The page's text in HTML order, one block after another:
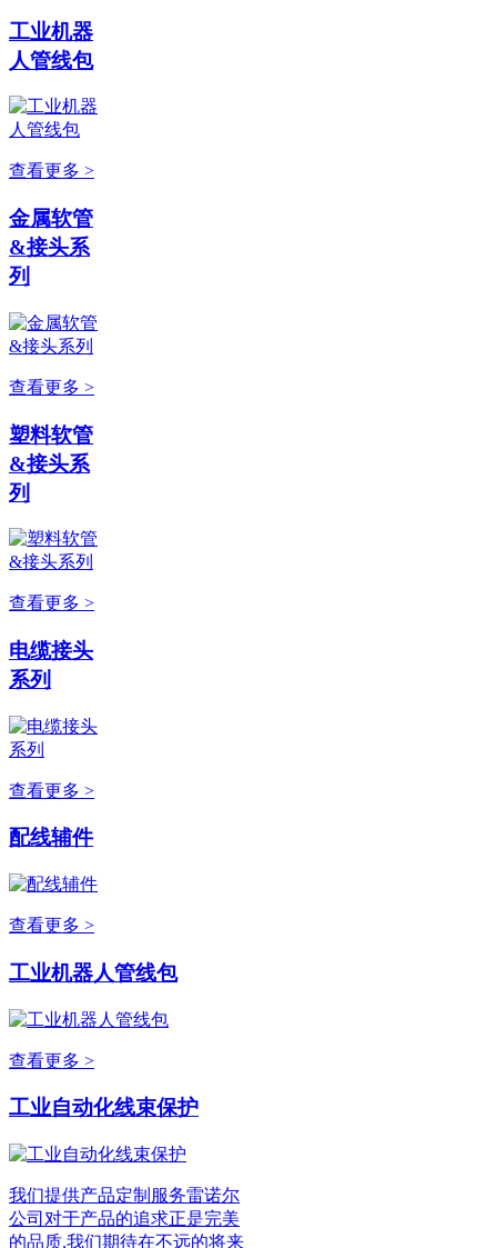
工业机器
人管线包
查看更多 >
金属软管
&接头系
列
查看更多 >
塑料软管
&接头系
列
查看更多 >
电缆接头
系列
查看更多 >
配线辅件
查看更多 >
工业机器人管线包
查看更多 >
工业自动化线束保护
我们提供产品定制服务雷诺尔
公司对于产品的追求正是完美
的品质,我们期待在不远的将来